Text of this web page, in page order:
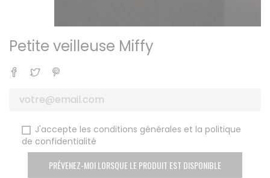
Petite veilleuse Miffy
Partager
Tweet
J'accepte les conditions générales et la politique
de confidentialité
PRÉVENEZ-MOI LORSQUE LE PRODUIT EST DISPONIBLE